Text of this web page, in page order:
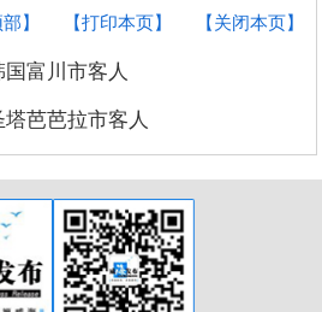
【关闭本页】
【打印本页】
】
富川市客人
芭芭拉市客人